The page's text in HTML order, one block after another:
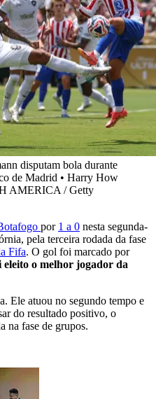
disputam bola durante
de Madrid • Harry How
AMERICA / Getty
por 1 a 0 nesta segunda-
pela terceira rodada da fase
Fifa. O gol foi marcado por
eleito o melhor jogador da
Ele atuou no segundo tempo e
do resultado positivo, o
na fase de grupos.